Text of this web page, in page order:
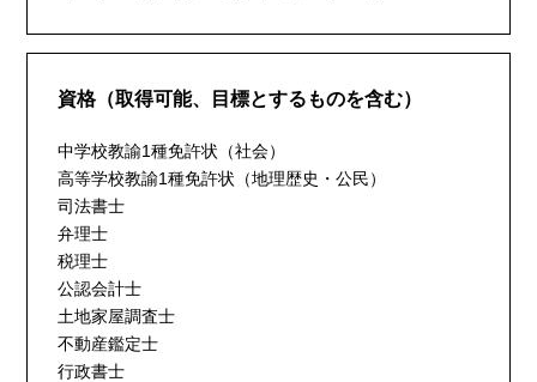
資格（取得可能、目標とするものを含む）
中学校教諭1種免許状（社会）
高等学校教諭1種免許状（地理歴史・公民）
司法書士
弁理士
税理士
公認会計士
土地家屋調査士
不動産鑑定士
行政書士